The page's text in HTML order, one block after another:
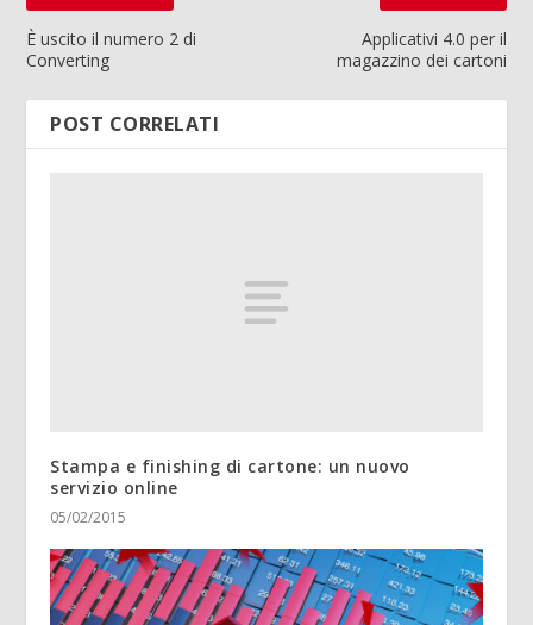
È uscito il numero 2 di
Converting
Applicativi 4.0 per il
magazzino dei cartoni
POST CORRELATI
Stampa e finishing di cartone: un nuovo
servizio online
05/02/2015